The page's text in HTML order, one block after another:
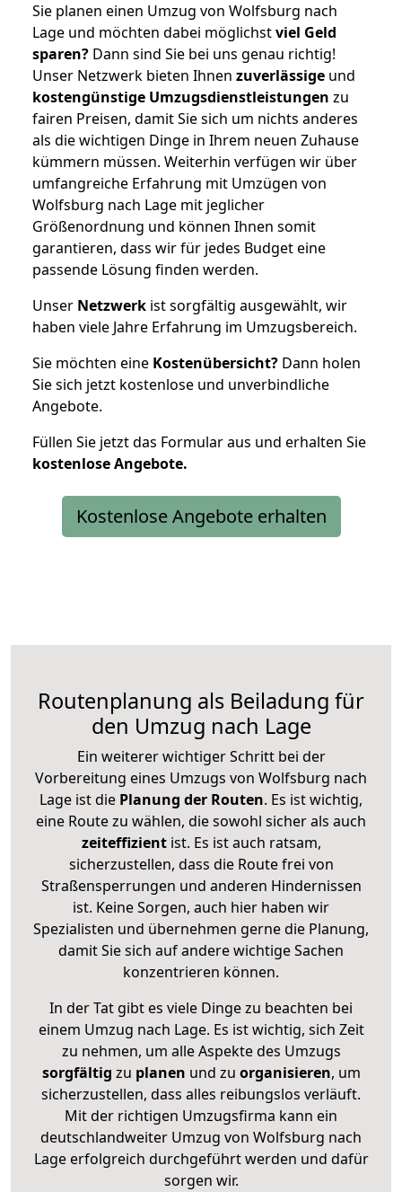
Sie planen einen Umzug von Wolfsburg nach
Lage und möchten dabei möglichstviel Geld
sparen? Dann sind Sie bei uns genau richtig!
Unser Netzwerk bieten Ihnen zuverlässige und
kostengünstige Umzugsdienstleistungen zu
fairen Preisen, damit Sie sich um nichts anderes
als die wichtigen Dinge in Ihrem neuen Zuhause
kümmern müssen. Weiterhin verfügen wir über
umfangreiche Erfahrung mit Umzügen von
Wolfsburg nach Lage mit jeglicher
Größenordnung und können Ihnen somit
garantieren, dass wir für jedes Budget eine
passende Lösung finden werden.
Unser Netzwerk ist sorgfältig ausgewählt, wir
haben viele Jahre Erfahrung im Umzugsbereich.
Sie möchten eine Kostenübersicht? Dann holen
Sie sich jetzt kostenlose und unverbindliche
Angebote.
Füllen Sie jetzt das Formular aus und erhalten Sie
kostenloseAngebote.
Kostenlose Angebote erhalten
Routenplanung als Beiladung für
den Umzug nach Lage
Ein weiterer wichtiger Schritt bei der
Vorbereitung eines Umzugs von Wolfsburg nach
Lage ist die Planung der Routen. Es ist wichtig,
eine Route zu wählen, die sowohl sicher als auch
zeiteffizientist. Es ist auch ratsam,
sicherzustellen, dass die Route frei von
Straßensperrungen und anderen Hindernissen
ist. Keine Sorgen, auch hier haben wir
Spezialisten und übernehmen gerne die Planung,
damit Sie sich auf andere wichtige Sachen
konzentrieren können.
In der Tat gibt es viele Dinge zu beachten bei
einem Umzug nach Lage. Es ist wichtig, sich Zeit
zu nehmen, um alle Aspekte des Umzugs
sorgfältig zu planen und zu organisieren, um
sicherzustellen, dass alles reibungslos verläuft.
Mit der richtigen Umzugsfirma kann ein
deutschlandweiter Umzug von Wolfsburg nach
Lage erfolgreich durchgeführt werden und dafür
sorgen wir.